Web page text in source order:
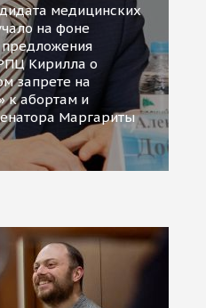
медицинских
на фоне
предложения
Кирилла о
запрете на
к абортам и
Маргариты